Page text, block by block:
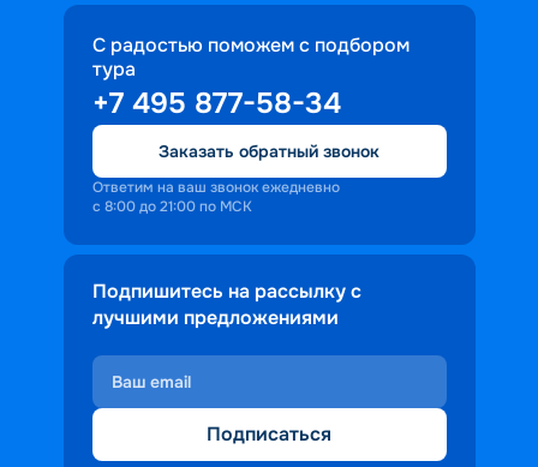
С радостью поможем с подбором
тура
+7 495 877-58-34
Заказать обратный звонок
Ответим на ваш звонок ежедневно
с 8:00 до 21:00 по МСК
Подпишитесь на рассылку с
лучшими предложениями
Подписаться